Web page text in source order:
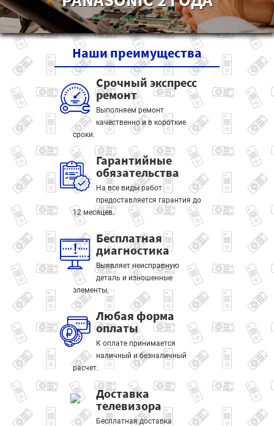
Нашипреимущества
Срочный экспресс
ремонт
Выполняем ремонт
качественно и в короткие
сроки.
Гарантийные
обязательства
На все виды работ
предоставляется гарантия до
12 месяцев.
Бесплатная
диагностика
Выявляет неисправную
деталь и изношенные
элементы.
Любая форма
оплаты
К оплате принимается
наличный и безналичный
расчет.
Доставка
телевизора
Бесплатная доставка